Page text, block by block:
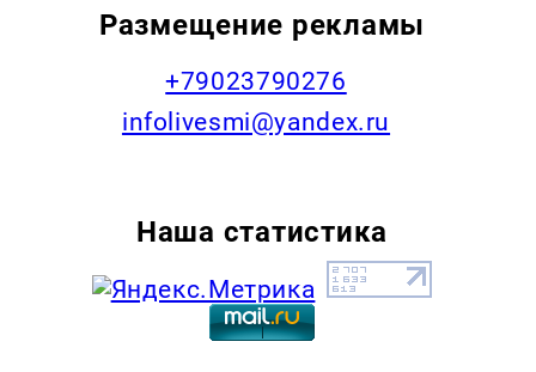
Размещение рекламы
+79023790276
infolivesmi@yandex.ru
Наша статистика